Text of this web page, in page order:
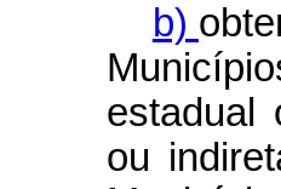
b)
estadual
ou